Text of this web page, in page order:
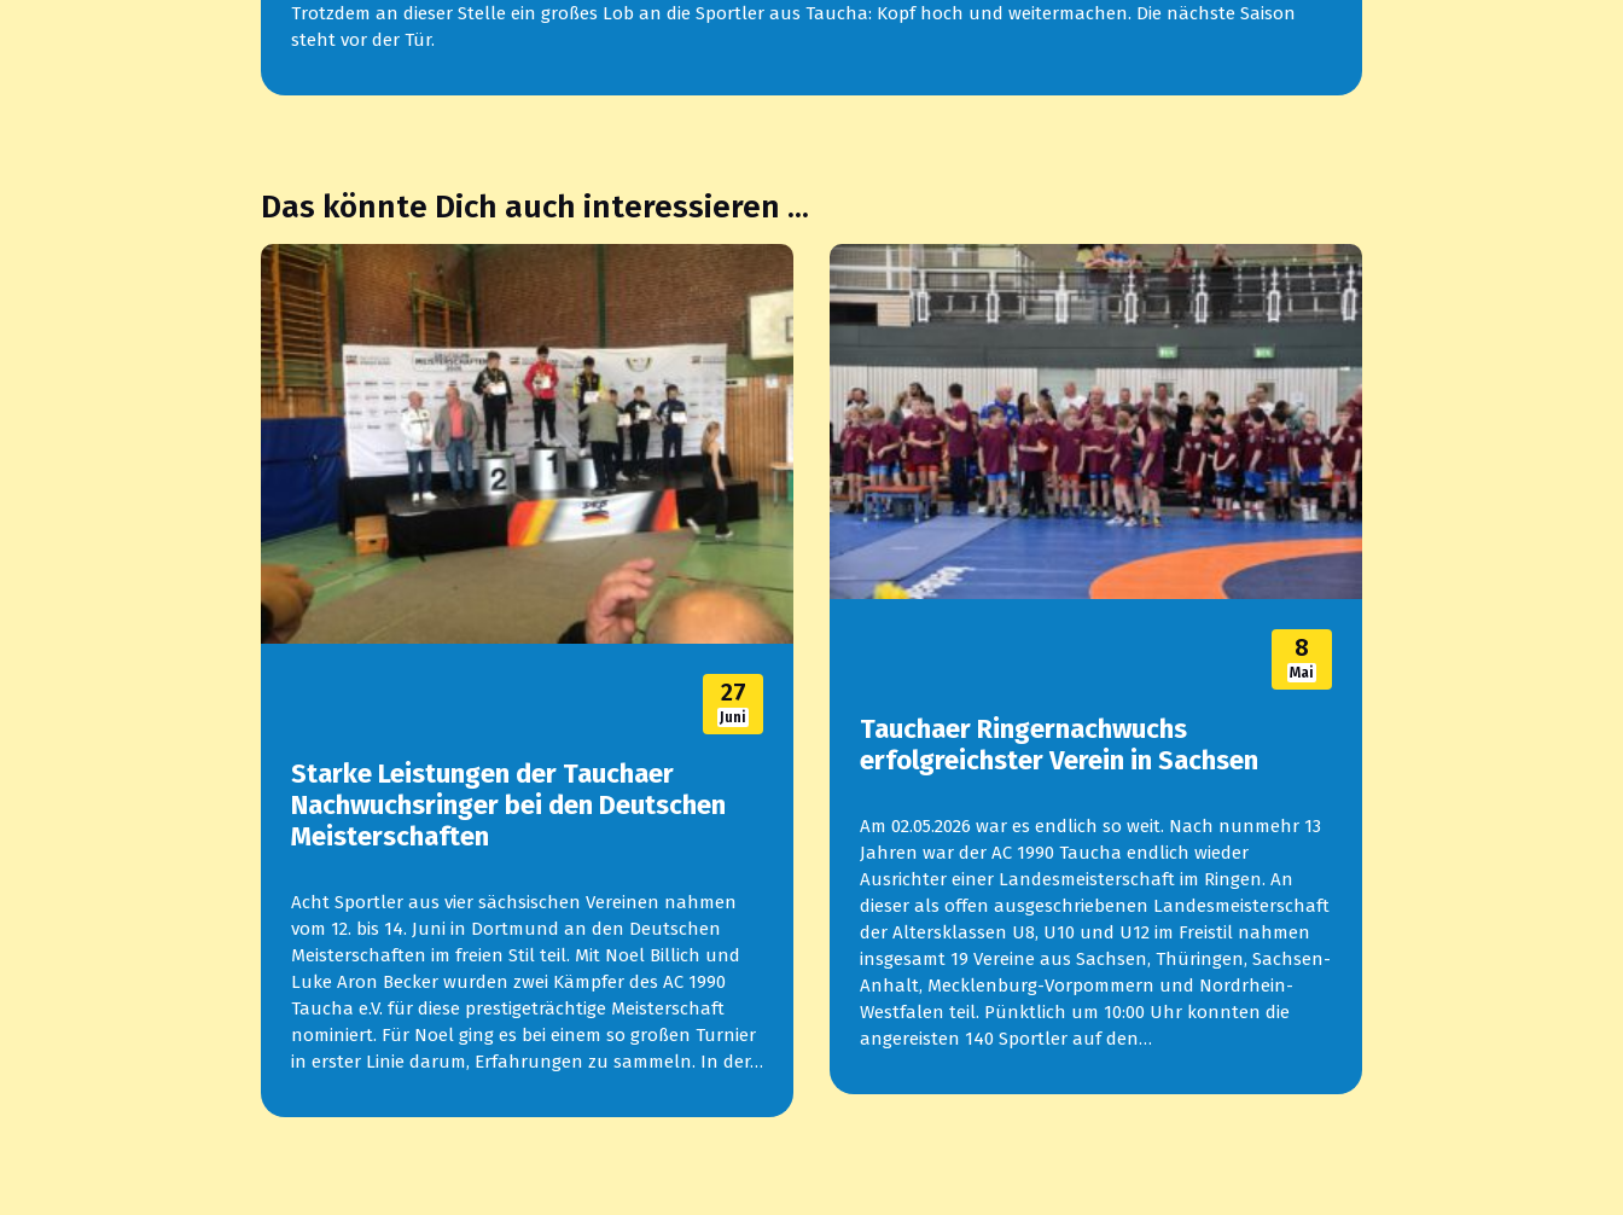
Trotzdem an dieser Stelle ein großes Lob an die Sportler aus Taucha: Kopf hoch und weitermachen. Die nächste Saison
steht vor der Tür.
Das könnte Dich auch interessieren ...
27
Juni
Starke Leistungen der Tauchaer
Nachwuchsringer bei den Deutschen
Meisterschaften
Acht Sportler aus vier sächsischen Vereinen nahmen
vom 12. bis 14. Juni in Dortmund an den Deutschen
Meisterschaften im freien Stil teil. Mit Noel Billich und
Luke Aron Becker wurden zwei Kämpfer des AC 1990
Taucha e.V. für diese prestigeträchtige Meisterschaft
nominiert. Für Noel ging es bei einem so großen Turnier
in erster Linie darum, Erfahrungen zu sammeln. In der…
8
Mai
Tauchaer Ringernachwuchs
erfolgreichster Verein in Sachsen
Am 02.05.2026 war es endlich so weit. Nach nunmehr 13
Jahren war der AC 1990 Taucha endlich wieder
Ausrichter einer Landesmeisterschaft im Ringen. An
dieser als offen ausgeschriebenen Landesmeisterschaft
der Altersklassen U8, U10 und U12 im Freistil nahmen
insgesamt 19 Vereine aus Sachsen, Thüringen, Sachsen-
Anhalt, Mecklenburg-Vorpommern und Nordrhein-
Westfalen teil. Pünktlich um 10:00 Uhr konnten die
angereisten 140 Sportler auf den…